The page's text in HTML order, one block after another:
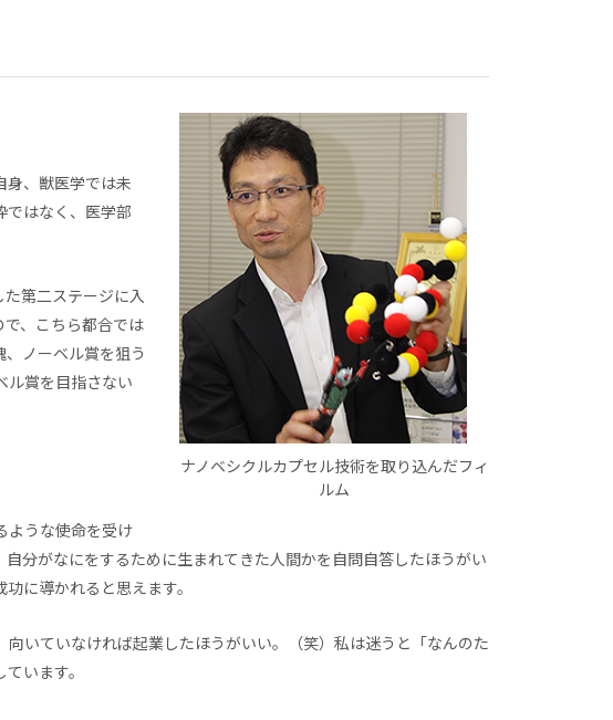
ナノベシクルカプセル技術を取り込んだフィ
ルム
身、獣医学では未
ではなく、医学部
第二ステージに入
、こちら都合では
ノーベル賞を狙う
ル賞を目指さない
ような使命を受け
分がなにをするために生まれてきた人間かを自問自答したほうがい
に導かれると思えます。
いていなければ起業したほうがいい。（笑）私は迷うと「なんのた
います。